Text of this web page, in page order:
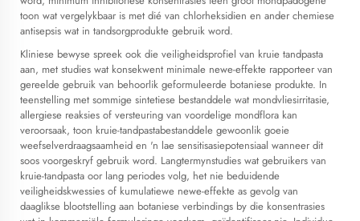
toon wat vergelykbaar is met dié van chlorheksidien en ander chemiese
antisepsis wat in tandsorgprodukte gebruik word.
Kliniese bewyse spreek ook die veiligheidsprofiel van kruie tandpasta
aan, met studies wat konsekwent minimale newe-effekte rapporteer van
gereelde gebruik van behoorlik geformuleerde botaniese produkte. In
teenstelling met sommige sintetiese bestanddele wat mondvliesirritasie,
allergiese reaksies of versteuring van voordelige mondflora kan
veroorsaak, toon kruie-tandpastabestanddele gewoonlik goeie
weefselverdraagsaamheid en 'n lae sensitisasiepotensiaal wanneer dit
soos voorgeskryf gebruik word. Langtermynstudies wat gebruikers van
kruie-tandpasta oor lang periodes volg, het nie beduidende
veiligheidskwessies of kumulatiewe newe-effekte as gevolg van
daaglikse blootstelling aan botaniese verbindings by die konsentrasies